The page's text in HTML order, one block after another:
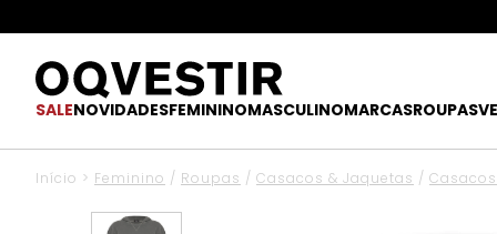
SALENOVIDADESFEMININOMASCULINOMARCASROUPAS
Início > Feminino / Roupas / Casacos & Jaquetas / Casacos